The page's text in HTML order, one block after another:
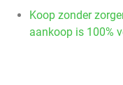
Koop zonder
aankoop is 100%